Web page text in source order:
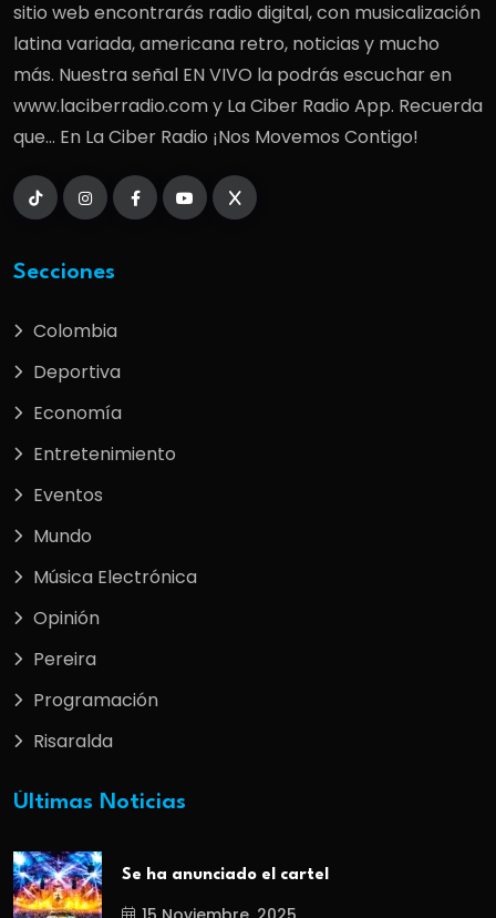
sitio web encontrarás radio digital, con musicalización
latina variada, americana retro, noticias y mucho
más. Nuestra señal EN VIVO la podrás escuchar en
www.laciberradio.com y La Ciber Radio App. Recuerda
que... En La Ciber Radio ¡Nos Movemos Contigo!
Secciones
Colombia
Deportiva
Economía
Entretenimiento
Eventos
Mundo
Música Electrónica
Opinión
Pereira
Programación
Risaralda
Últimas Noticias
Se ha anunciado el cartel